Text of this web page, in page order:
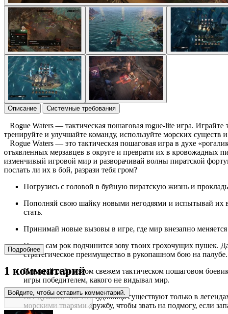
Описание Системные требования
Rogue Waters — тактическая пошаговая rogue-lite игра.
тренируйте и улучшайте команду, используйте морских
Rogue Waters — это тактическая пошаговая игра в духе
отъявленных мерзавцев в округе и преврати их в кровожадных
изменчивый игровой мир и разворачивай волны пиратской
послать ли их в бой, разрази тебя гром?
Погрузись с головой в буйную пиратскую жизнь и
Пополняй свою шайку новыми негодяями и испытывай их
стать.
Принимай новые вызовы в игре, где мир внезапно
Пусть сам рок подчинится зову твоих грохочущих пушек.
стратегическое преимущество в рукопашном бою на палубе.
Испытай себя в этом свежем тактическом пошаговом
игры победителем, какого не видывал мир.
Все думают, что эти чудовища существуют только в
морскими тварями дружбу, чтобы звать на подмогу, если
Подробнее
1 комментарий
Войдите, чтобы оставить комментарий.